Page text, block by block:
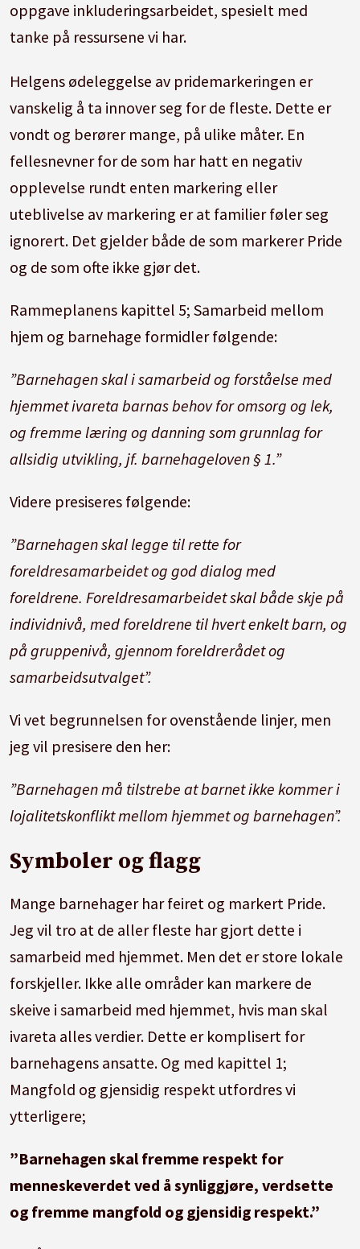
oppgave inkluderingsarbeidet, spesielt med
tanke på ressursene vi har.
Helgens ødeleggelse av pridemarkeringen er
vanskelig å ta innover seg for de fleste. Dette er
vondt og berører mange, på ulike måter. En
fellesnevner for de som har hatt en negativ
opplevelse rundt enten markering eller
uteblivelse av markering er at familier føler seg
ignorert. Det gjelder både de som markerer Pride
og de som ofte ikke gjør det.
Rammeplanens kapittel 5; Samarbeid mellom
hjem og barnehage formidler følgende:
”Barnehagen skal i samarbeid og forståelse med
hjemmet ivareta barnas behov for omsorg og lek,
og fremme læring og danning som grunnlag for
allsidig utvikling, jf. barnehageloven § 1.”
Videre presiseres følgende:
”Barnehagen skal legge til rette for
foreldresamarbeidet og god dialog med
foreldrene. Foreldresamarbeidet skal både skje på
individnivå, med foreldrene til hvert enkelt barn, og
på gruppenivå, gjennom foreldrerådet og
samarbeidsutvalget”.
Vi vet begrunnelsen for ovenstående linjer, men
jeg vil presisere den her:
”Barnehagen må tilstrebe at barnet ikke kommer i
lojalitetskonflikt mellom hjemmet og barnehagen”.
Symboler og flagg
Mange barnehager har feiret og markert Pride.
Jeg vil tro at de aller fleste har gjort dette i
samarbeid med hjemmet. Men det er store lokale
forskjeller. Ikke alle områder kan markere de
skeive i samarbeid med hjemmet, hvis man skal
ivareta alles verdier. Dette er komplisert for
barnehagens ansatte. Og med kapittel 1;
Mangfold og gjensidig respekt utfordres vi
ytterligere;
”Barnehagen skal fremme respekt for
menneskeverdet ved å synliggjøre, verdsette
og fremme mangfold og gjensidig respekt.”